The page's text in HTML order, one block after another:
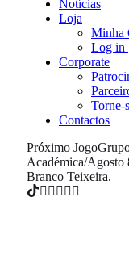
Notícias
Loja
Minha
Log in
Corporate
Torne-
Contactos
Próximo Jogo
Académica/Agosto
Branco Teixeira.